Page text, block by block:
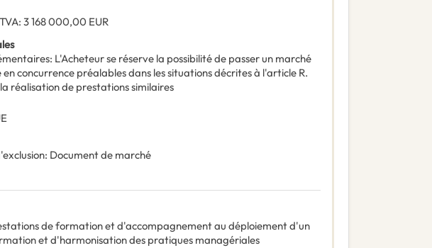
: 3 168 000,00 EUR
: L'Acheteur se réserve la possibilité de passer un marché
en concurrence préalables dans les situations décrites à l'article R.
réalisation de prestations similaires
: Document de marché
de formation et d'accompagnement au déploiement d'un
et d'harmonisation des pratiques managériales